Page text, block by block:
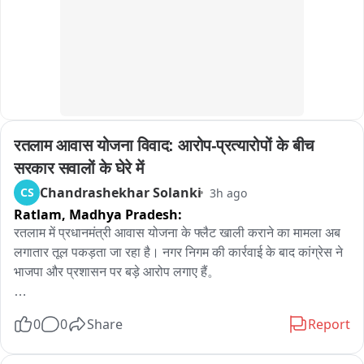
रतलाम आवास योजना विवाद: आरोप-प्रत्यारोपों के बीच
सरकार सवालों के घेरे में
CS Chandrashekhar Solanki 3h ago
Ratlam, Madhya Pradesh:
रतलाम में प्रधानमंत्री आवास योजना के फ्लैट खाली कराने का मामला अब
लगातार तूल पकड़ता जा रहा है। नगर निगम की कार्रवाई के बाद कांग्रेस ने
भाजपा और प्रशासन पर बड़े आरोप लगाए हैं。
हजार रुपये जमा करवाए गए और फिर उन्हें एक लाख 80 हजार रुपये का
0 0 Share Report